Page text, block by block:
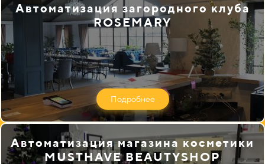
Автоматизация загородного клуба
ROSEMARY
Подробнее
Автоматизация магазина косметики
MUSTHAVE BEAUTYSHOP